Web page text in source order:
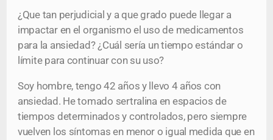
¿Que tan perjudicial y a que grado puede llegar a
impactar en el organismo el uso de medicamentos
para la ansiedad? ¿Cuál sería un tiempo estándar o
límite para continuar con su uso?
Soy hombre, tengo 42 años y llevo 4 años con
ansiedad. He tomado sertralina en espacios de
tiempos determinados y controlados, pero siempre
vuelven los síntomas en menor o igual medida que en